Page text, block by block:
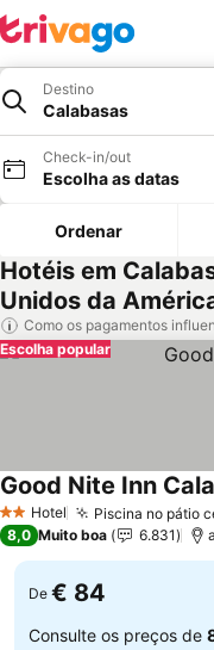
Destino
Calabasas
Check-in/out
Escolha as datas
Ordenar
Hotéis em
Unidos da
Como os pagamentos
Escolha popular
2 Estrelas
Hotel Piscina no pátio
Good Nite Inn
8,0 Muito boa 6.831
De € 84
Consulte os preços de